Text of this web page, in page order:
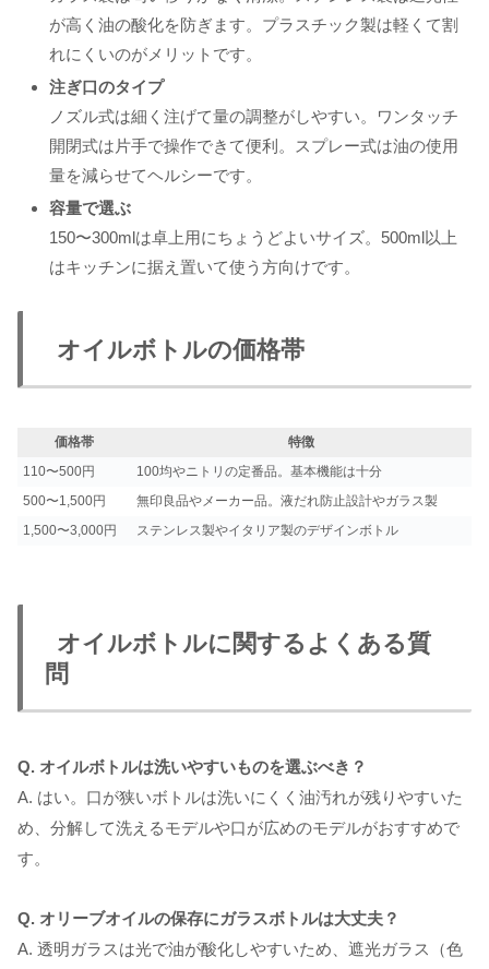
が高く油の酸化を防ぎます。プラスチック製は軽くて割
れにくいのがメリットです。
注ぎ口のタイプ
ノズル式は細く注げて量の調整がしやすい。ワンタッチ
開閉式は片手で操作できて便利。スプレー式は油の使用
量を減らせてヘルシーです。
容量で選ぶ
150〜300mlは卓上用にちょうどよいサイズ。500ml以上
はキッチンに据え置いて使う方向けです。
オイルボトルの価格帯
価格帯
特徴
110〜500円
100均やニトリの定番品。基本機能は十分
500〜1,500円
無印良品やメーカー品。液だれ防止設計やガラス製
1,500〜3,000円
ステンレス製やイタリア製のデザインボトル
オイルボトルに関するよくある質
問
Q. オイルボトルは洗いやすいものを選ぶべき？
A. はい。口が狭いボトルは洗いにくく油汚れが残りやすいた
め、分解して洗えるモデルや口が広めのモデルがおすすめで
す。
Q. オリーブオイルの保存にガラスボトルは大丈夫？
A. 透明ガラスは光で油が酸化しやすいため、遮光ガラス（色